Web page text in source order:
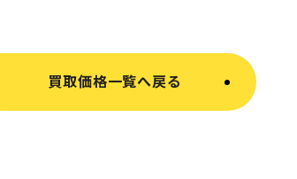
買取価格一覧へ戻る